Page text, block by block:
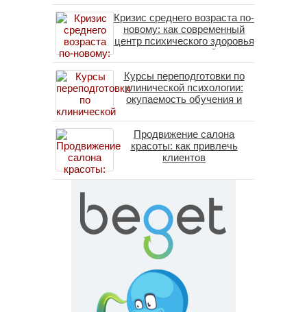
Кризис среднего возраста по-
новому: как современный
центр психического здоровья
помогает пересобрать
личность без таблеток
(методы ДПДГ и КПТ)
Курсы переподготовки по
клинической психологии:
окупаемость обучения и
специалистов в 2026 году
Продвижение салона
красоты: как привлечь
клиентов